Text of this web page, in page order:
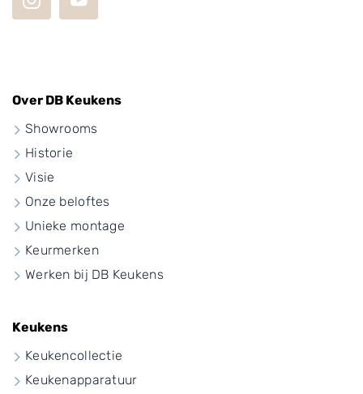
Over DB Keukens
Showrooms
Historie
Visie
Onze beloftes
Unieke montage
Keurmerken
Werken bij DB Keukens
Keukens
Keukencollectie
Keukenapparatuur